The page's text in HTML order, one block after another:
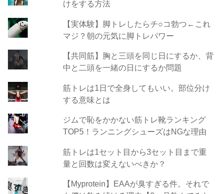
けをする方法
【実体験】脚トレしたらチ○コ勃つ←これ
マジ？朝の元気に脚トレパワー
【共同筋】胸と三頭を同じ日にするか、背
中と二頭を一緒の日にするか問題
筋トレは1日で全身してもいい。部位分け
する意味とは
ジムで恥をかかない筋トレ靴ランキング
TOP5！ランニングシューズはNGな理由
筋トレは1セット目から3セット目まで重
量と回数は変えないべきか？
【Myprotein】EAAが臭すぎる件。それで